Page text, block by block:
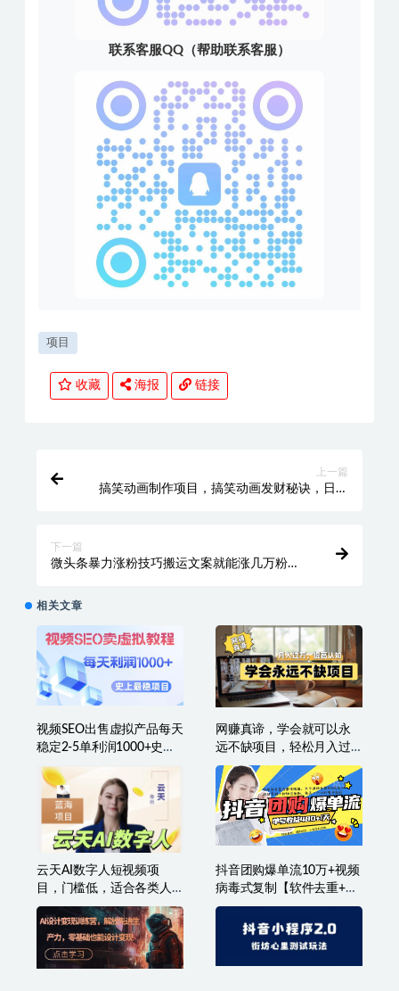
联系客服QQ（帮助联系客服）
项目
收藏 海报 链接
上一篇
搞笑动画制作项目，搞笑动画发财秘诀，日收
下一篇
微头条暴力涨粉技巧搬运文案就能涨几万粉
相关文章
视频SEO出售虚拟产品每天
稳定2-5单利润1000+史上
最稳定私域变现项目
网赚真谛，学会就可以永
远不缺项目，轻松月入过
万，提高小白认知！
云天AI数字人短视频项
目，门槛低，适合各类人
群
抖音团购爆单流10万+视频
病毒式复制【软件去重+详
细教程】